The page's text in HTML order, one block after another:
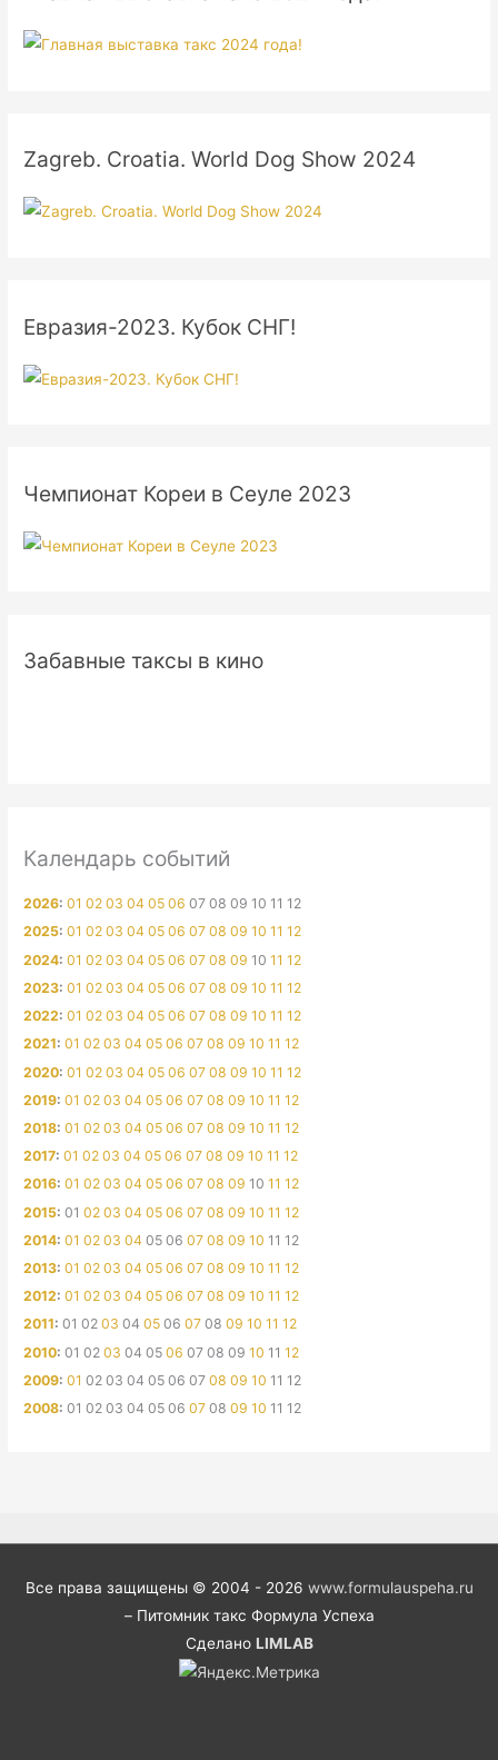
Zagreb. Croatia. World Dog Show 2024
Евразия-2023. Кубок СНГ!
Чемпионат Кореи в Сеуле 2023
Забавные таксы в кино
Календарь событий
2026:01 02 03 04 05 06 07 08 09 10 11 12
2025:01 02 03 04 05 06 07 08 09 10 11 12
2024:01 02 03 04 05 06 07 08 09 10 11 12
2023:01 02 03 04 05 06 07 08 09 10 11 12
2022:01 02 03 04 05 06 07 08 09 10 11 12
2021:01 02 03 04 05 06 07 08 09 10 11 12
2020:01 02 03 04 05 06 07 08 09 10 11 12
2019:01 02 03 04 05 06 07 08 09 10 11 12
2018:01 02 03 04 05 06 07 08 09 10 11 12
2017:01 02 03 04 05 06 07 08 09 10 11 12
2016:01 02 03 04 05 06 07 08 09 10 11 12
2015:01 02 03 04 05 06 07 08 09 10 11 12
2014:01 02 03 04 05 06 07 08 09 10 11 12
2013:01 02 03 04 05 06 07 08 09 10 11 12
2012:01 02 03 04 05 06 07 08 09 10 11 12
2011:01 02 03 04 05 06 07 08 09 10 11 12
2010:01 02 03 04 05 06 07 08 09 10 11 12
2009:01 02 03 04 05 06 07 08 09 10 11 12
2008:01 02 03 04 05 06 07 08 09 10 11 12
Все права защищены © 2004 - 2026 www.formulauspeha.ru
– Питомник такс Формула Успеха
Сделано LIMLAB